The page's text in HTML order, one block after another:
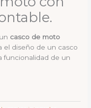
casco de moto
el diseño de un casco
funcionalidad de un